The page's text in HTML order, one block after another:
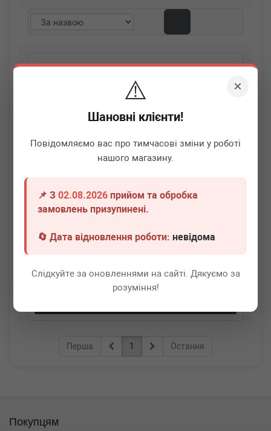
×
⚠️
Шановні клієнти!
Повідомляємо вас про тимчасові зміни у роботі
нашого магазину.
📌 З02.08.2026 прийом та обробка
замовлень призупинені.
🔄 Дата відновлення роботи:невідома
Слідкуйте за оновленнями на сайті. Дякуємо за
розуміння!
BMW 23117545082
Всі ціни
Перша 1 Остання
Покупцям